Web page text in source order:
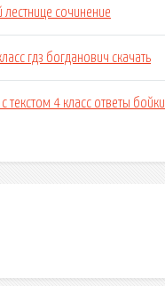
сочинение
гдз богданович скачать
текстом 4 класс ответы